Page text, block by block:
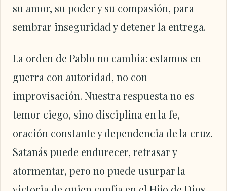
su amor, su poder y su compasión, para
sembrar inseguridad y detener la entrega.
La orden de Pablo no cambia: estamos en
guerra con autoridad, no con
improvisación. Nuestra respuesta no es
temor ciego, sino disciplina en la fe,
oración constante y dependencia de la cruz.
Satanás puede endurecer, retrasar y
atormentar, pero no puede usurpar la